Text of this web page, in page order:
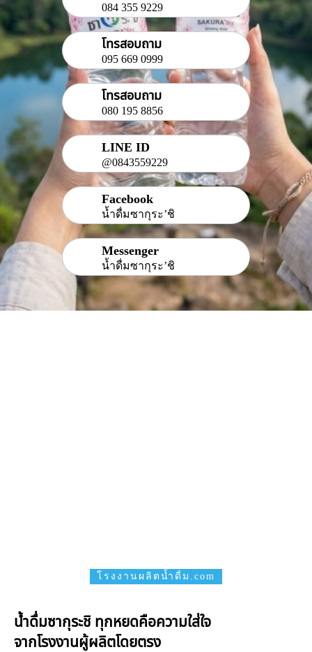
084 355 9229
โทรสอบถาม
095 669 0999
โทรสอบถาม
080 195 8856
LINE ID
@0843559229
Facebook
น้ำดื่มซากุระ’ชิ
Messenger
น้ำดื่มซากุระ’ชิ
โรงงานผลิตน้ำดื่ม.com
น้ำดื่มซากุระชิ ทุกหยดคือความใส่ใจ
จากโรงงานผู้ผลิตโดยตรง